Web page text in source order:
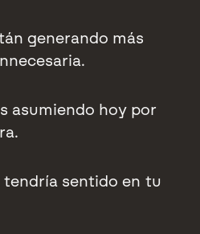
generando más
asumiendo hoy por
tendría sentido en tu